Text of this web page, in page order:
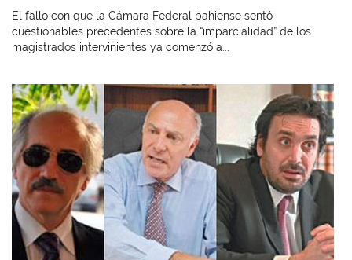
El fallo con que la Cámara Federal bahiense sentó
cuestionables precedentes sobre la “imparcialidad” de los
magistrados intervinientes ya comenzó a...
Imagen